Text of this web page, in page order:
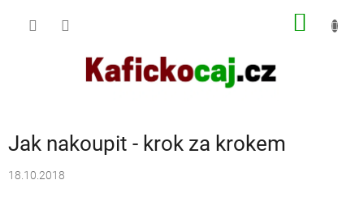
Jak nakoupit - krok za krokem
18.10.2018